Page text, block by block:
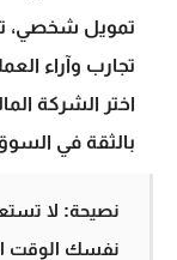
تمويل شخصي،
تجارب وآراء
اختر الشركة
بالثقة في
نصيحة: لا
نفسك الوقت